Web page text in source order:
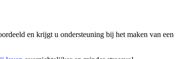
en krijgt u ondersteuning bij het maken van een